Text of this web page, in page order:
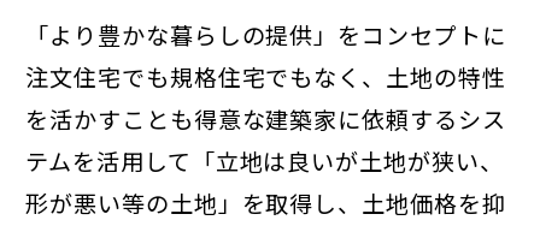
「より豊かな暮らしの提供」をコンセプトに
注文住宅でも規格住宅でもなく、土地の特性
を活かすことも得意な建築家に依頼するシス
テムを活用して「立地は良いが土地が狭い、
形が悪い等の土地」を取得し、土地価格を抑